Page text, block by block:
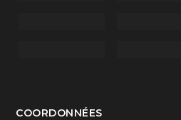
COORDONNÉES